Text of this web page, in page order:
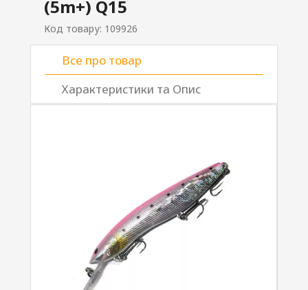
(5m+) Q15
Код товару: 109926
Все про товар
Характеристики та Опис